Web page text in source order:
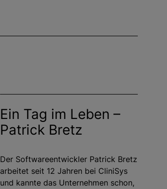
Ein Tag im Leben –
Patrick Bretz
Der Softwareentwickler Patrick Bretz
arbeitet seit 12 Jahren bei CliniSys
und kannte das Unternehmen schon,